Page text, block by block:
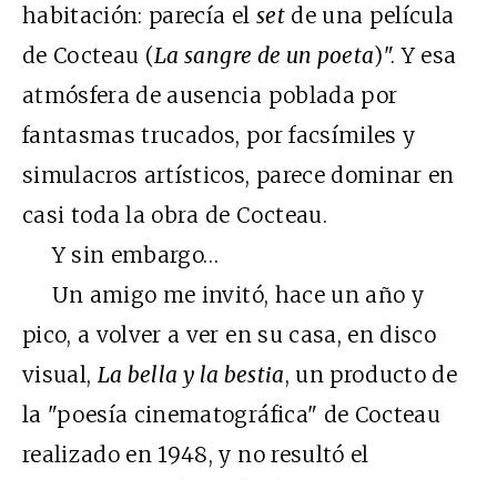
habitación: parecía el setde una película
de Cocteau (La sangre de un poeta)". Y esa
atmósfera de ausencia poblada por
fantasmas trucados, por facsímiles y
simulacros artísticos, parece dominar en
casi toda la obra de Cocteau.
Y sin embargo…
Un amigo me invitó, hace un año y
pico, a volver a ver en su casa, en disco
visual, La bella y la bestia, un producto de
la "poesía cinematográfica" de Cocteau
realizado en 1948, y no resultó el